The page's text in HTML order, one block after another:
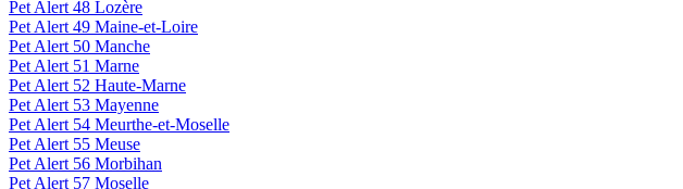
Pet Alert 48 Lozère
Pet Alert 49 Maine-et-Loire
Pet Alert 50 Manche
Pet Alert 51 Marne
Pet Alert 52 Haute-Marne
Pet Alert 53 Mayenne
Pet Alert 54 Meurthe-et-Moselle
Pet Alert 55 Meuse
Pet Alert 56 Morbihan
Pet Alert 57 Moselle